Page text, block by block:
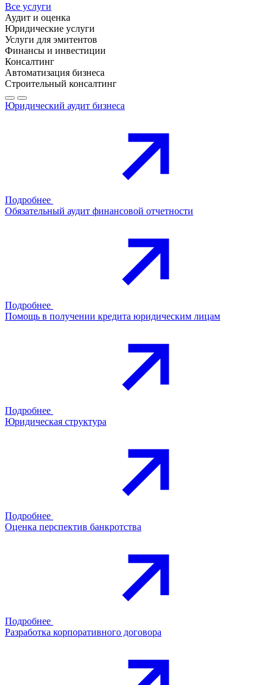
Все услуги
Аудит и оценка
Юридические услуги
Услуги для эмитентов
Финансы и инвестиции
Консалтинг
Автоматизация бизнеса
Строительный консалтинг
Юридический аудит бизнеса
Подробнее
Обязательный аудит финансовой отчетности
Подробнее
Помощь в получении кредита юридическим лицам
Подробнее
Юридическая структура
Подробнее
Оценка перспектив банкротства
Подробнее
Разработка корпоративного договора